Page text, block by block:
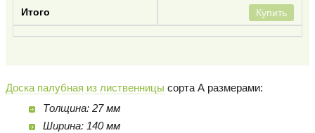
Купить
Доска палубная из лиственницы сорта А размерами:
Толщина: 27 мм
Ширина: 140 мм